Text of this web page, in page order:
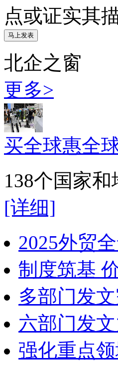
点或证实其描
北企之窗
更多>
买全球惠全
138个国家
[详细]
2025外贸
制度筑基
多部门发
六部门发
强化重点